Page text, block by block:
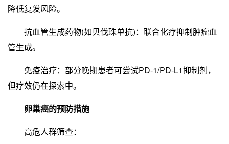
降低复发风险。
抗血管生成药物(如贝伐珠单抗)：联合化疗抑制肿瘤血
管生成。
免疫治疗：部分晚期患者可尝试PD-1/PD-L1抑制剂，
但疗效仍在探索中。
卵巢癌的预防措施
高危人群筛查：